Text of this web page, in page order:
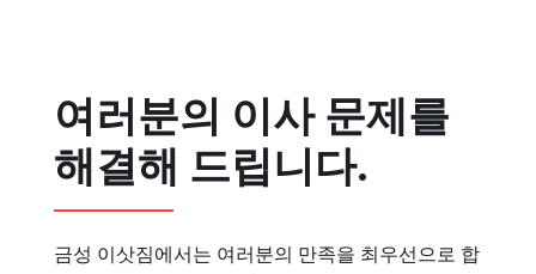
여러분의 이사 문제를
해결해 드립니다.
금성 이삿짐에서는 여러분의 만족을 최우선으로 합